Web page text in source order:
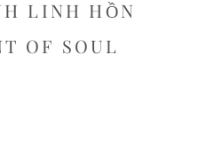
LINH HỒN
OF SOUL